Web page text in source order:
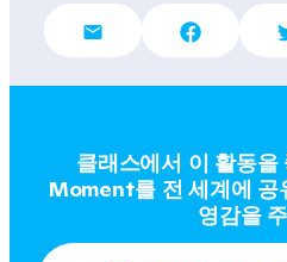
클래스에서 이 활동
Moment를 전 세계에 공
영감을